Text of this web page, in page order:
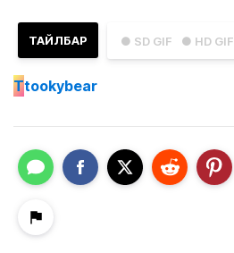
● SD GIF ● HD GIF
ТАЙЛБАР
Ttookybear